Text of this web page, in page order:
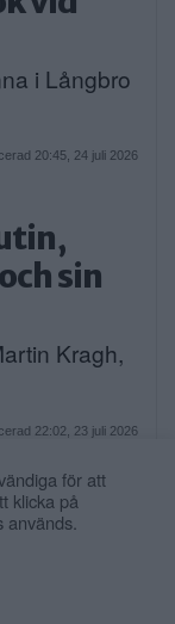
i Långbro
20:45, 24 juli 2026
sin
Kragh,
22:02, 23 juli 2026
för att
klicka på